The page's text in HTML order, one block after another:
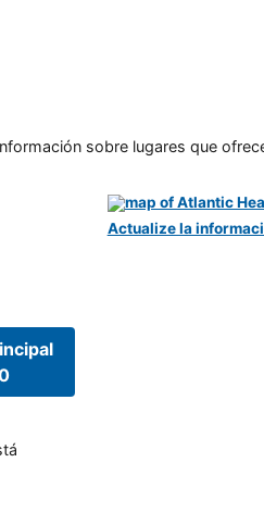
sobre lugares que
Actualize la